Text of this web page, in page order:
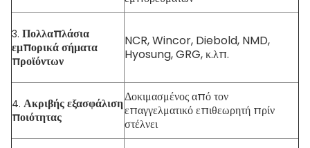
3. Πολλαπλάσια
εμπορικά σήματα
προϊόντων
NCR, Wincor, Diebold, NMD,
Hyosung, GRG, κ.λπ.
4. Ακριβής εξασφάλιση
ποιότητας
Δοκιμασμένος από τον
επαγγελματικό επιθεωρητή πρίν
στέλνει